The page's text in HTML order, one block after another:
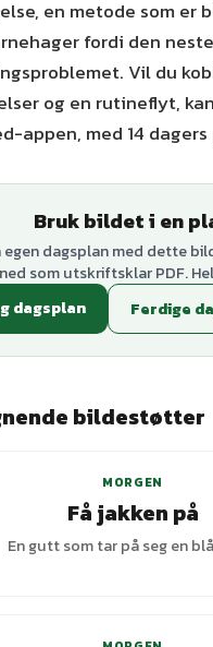
en metode som er
fordi den
Vil du
og en rutineflyt,
appen, med 14
Bruk bildet i en
egen dagsplan med dette
ned som utskriftsklar PDF.
dagsplan
Ferdige
bildestøtter
MORGEN
Få jakken på
En gutt som tar på seg en